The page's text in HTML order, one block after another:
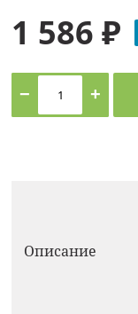
1 586 ₽
− +
Описание